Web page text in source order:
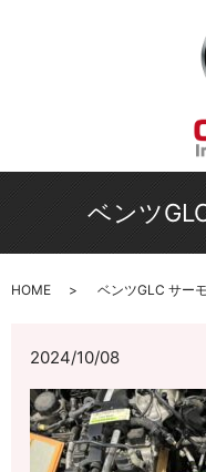
ベンツ
HOME ベンツGLC サー
2024/10/08